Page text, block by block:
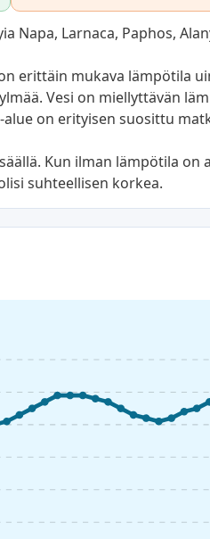
Napa, Larnaca, Paphos,
erittäin mukava lämpötila
Vesi on miellyttävän
on erityisen suosittu
Kun ilman lämpötila on
suhteellisen korkea.